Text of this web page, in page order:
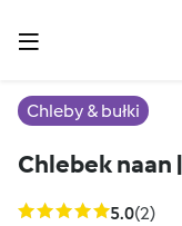
Chleby & bułki
Chlebek naan
5.0(2)